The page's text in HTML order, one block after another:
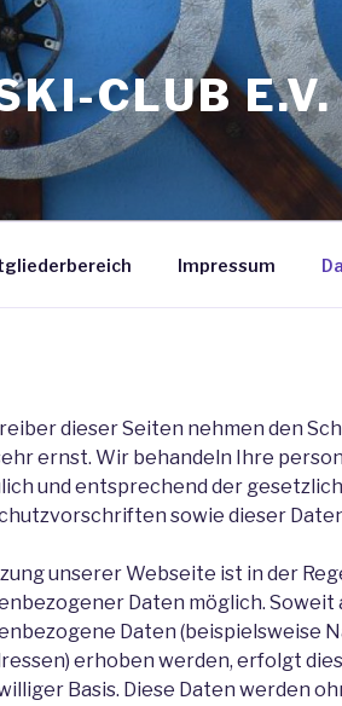
CLUB E.V.
Impressum
dieser Seiten nehmen den
ernst. Wir behandeln Ihre
und entsprechend der
sowie dieser
unserer Webseite ist in der
Daten möglich. Soweit
Daten (beispielsweise
erhoben werden, erfolgt
Basis. Diese Daten werden